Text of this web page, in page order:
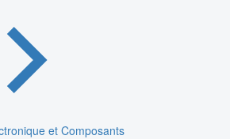
et Composants